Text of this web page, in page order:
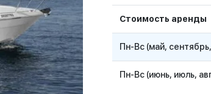
пользователей
Стоимость аренды
Пн-Вс (май,
Пн-Вс (июнь, июль,